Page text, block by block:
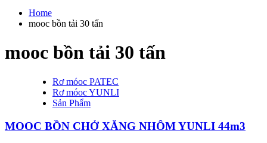
Home
mooc bồn tải 30 tấn
mooc bồn tải 30 tấn
Rơ móoc PATEC
Rơ móoc YUNLI
Sản Phẩm
MOOC BỒN CHỞ XĂNG NHÔM YUNLI 44m3